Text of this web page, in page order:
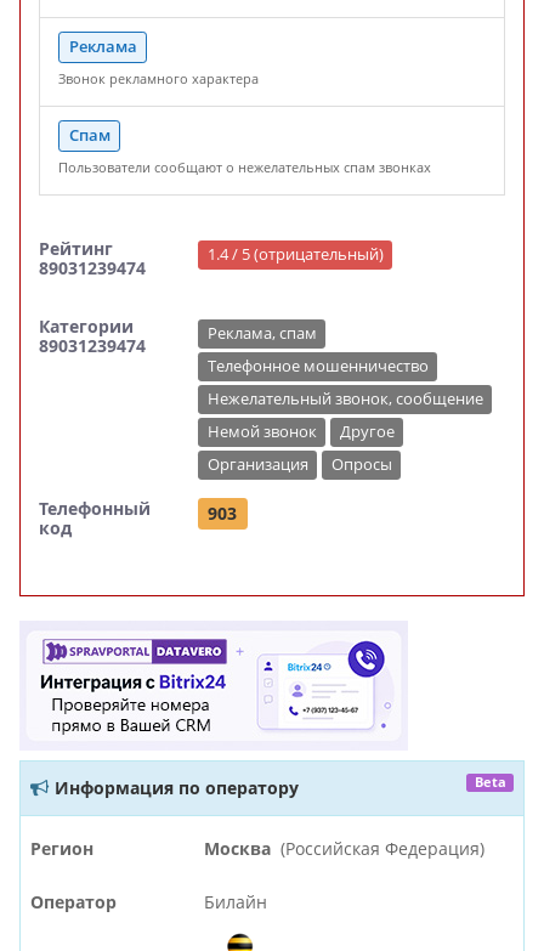
Реклама
Звонок рекламного характера
Спам
Пользователи сообщают о нежелательных спам звонках
Рейтинг
89031239474
1.4 / 5 (отрицательный)
Категории
89031239474
Реклама, спам
Телефонное мошенничество
Нежелательный звонок, сообщение
Немой звонок
Другое
Организация
Опросы
Телефонный
код
903
Информация по оператору Beta
Регион Москва (Российская Федерация)
Оператор Билайн